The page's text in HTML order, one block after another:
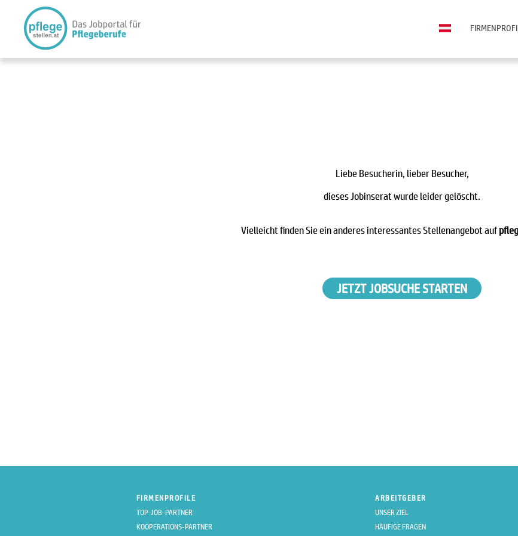
Liebe Besucherin, lieber Besucher,
dieses Jobinserat wurde leider gelöscht.
Vielleicht finden Sie ein anderes interessantes Stellenangebot auf
JETZT JOBSUCHE STARTEN
FIRMENPROFILE
TOP-JOB-PARTNER
KOOPERATIONS-PARTNER
ARBEITGEBER
UNSER ZIEL
HÄUFIGE FRAGEN